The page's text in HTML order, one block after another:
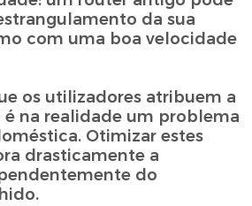
da sua
com uma boa velocidade
os utilizadores atribuem a
é na realidade um problema
Otimizar estes
drasticamente a
do